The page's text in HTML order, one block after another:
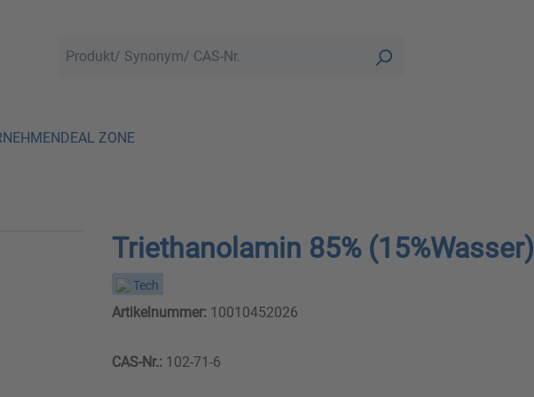
DEAL ZONE
Triethanolamin 85% (15%Wasser)
Tech
Artikelnummer:10010452026
CAS-Nr.:102-71-6